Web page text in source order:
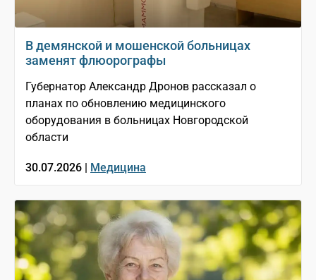
В демянской и мошенской больницах
заменят флюорографы
Губернатор Александр Дронов рассказал о
планах по обновлению медицинского
оборудования в больницах Новгородской
области
30.07.2026 | Медицина